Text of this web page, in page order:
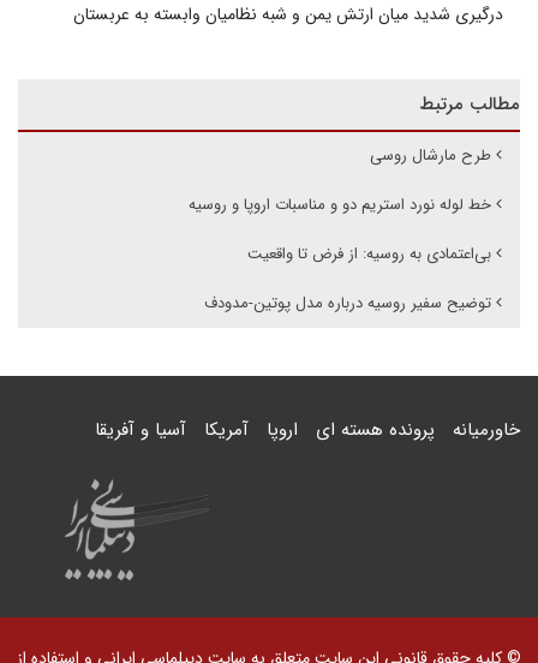
درگیری شدید میان ارتش یمن و شبه نظامیان وابسته به عربستان
مطالب مرتبط
طرح مارشال روسی
خط لوله نورد استریم دو و مناسبات اروپا و روسیه
بی‌اعتمادی به روسیه: از فرض تا واقعیت
توضیح سفیر روسیه درباره مدل پوتین-مدودف
خاورمیانه پرونده هسته ای اروپا آمریکا آسیا و آفریقا
© کلیه حقوق قانونی این سایت متعلق به سایت دیپلماسی ایرانی و استفاده از